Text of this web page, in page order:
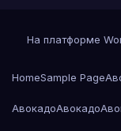
На платформе
HomeSample Page
АвокадоАвокадо